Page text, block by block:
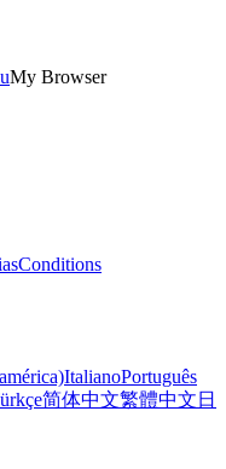
My Browser
Conditions
ItalianoPortuguês
简体中文繁體中文 日